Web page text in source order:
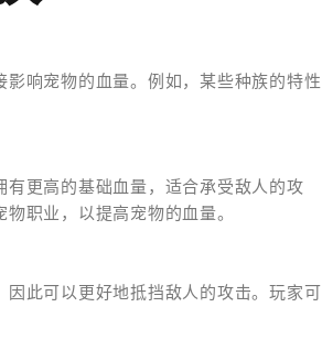
响宠物的血量。例如，某些种族的特性
更高的基础血量，适合承受敌人的攻
职业，以提高宠物的血量。
此可以更好地抵挡敌人的攻击。玩家可